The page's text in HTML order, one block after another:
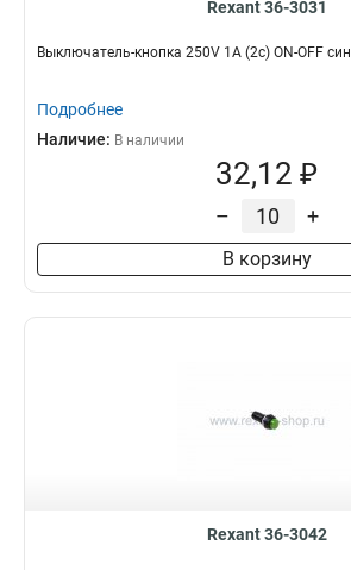
Rexant 36-3031
Выключатель-кнопка 250V 1А (2с) ON-OFF
Подробнее
Наличие: В наличии
32,12 ₽
– +
В корзину
Rexant 36-3042